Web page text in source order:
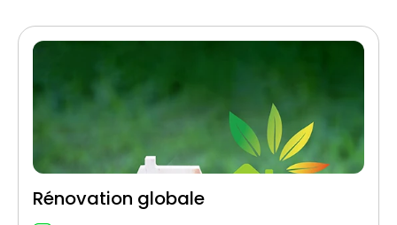
Rénovation globale